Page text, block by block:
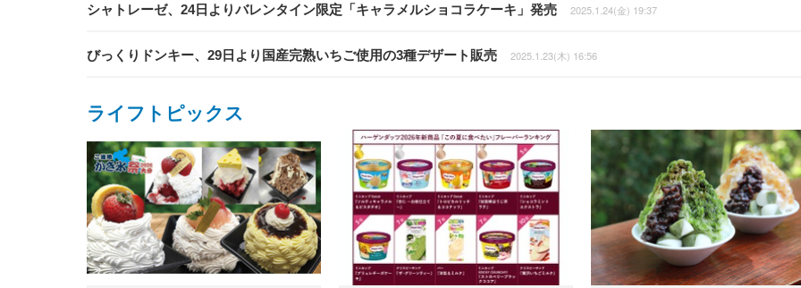
シャトレーゼ、24日よりバレンタイン限定「キャラメルショコラケーキ」発売 2025.1.24(金) 19:37
びっくりドンキー、29日より国産完熟いちご使用の3種デザート販売 2025.1.23(木) 16:56
ライフトピックス